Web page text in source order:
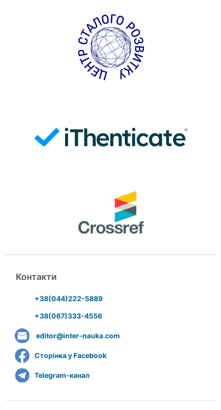
Контакти
+38(044)222-5889
+38(067)333-4556
editor@inter-nauka.com
Сторінка у Facebook
Telegram-канал